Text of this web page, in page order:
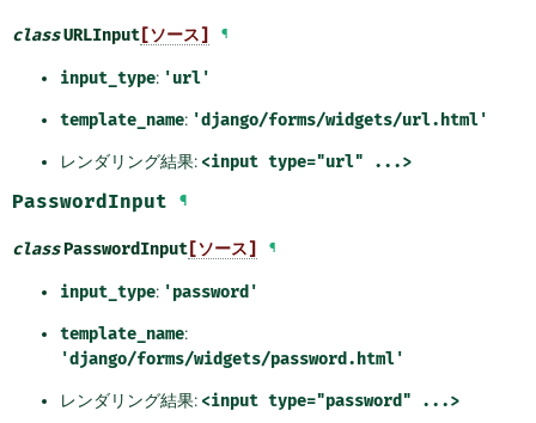
classURLInput [ソース] ¶
input_type: 'url'
template_name: 'django/forms/widgets/url.html'
レンダリング結果: <input type="url" ...>
PasswordInput ¶
classPasswordInput [ソース] ¶
input_type: 'password'
template_name:
'django/forms/widgets/password.html'
レンダリング結果: <input type="password" ...>